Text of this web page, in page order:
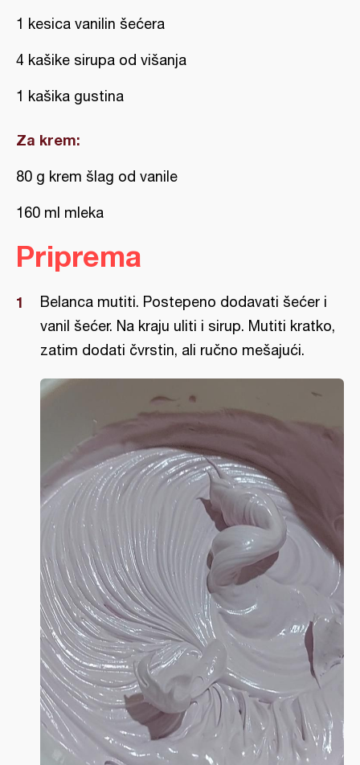
1 kesica vanilin šećera
4 kašike sirupa od višanja
1 kašika gustina
Za krem:
80 g krem šlag od vanile
160 ml mleka
Priprema
Belanca mutiti. Postepeno dodavati šećer i
vanil šećer. Na kraju uliti i sirup. Mutiti kratko,
zatim dodati čvrstin, ali ručno mešajući.